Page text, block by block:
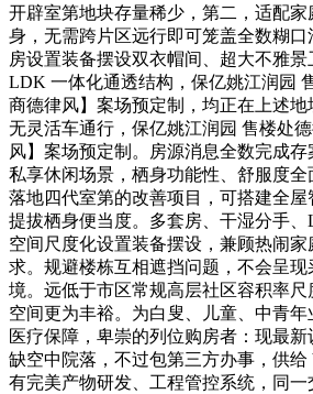
开辟室第地块存量稀少，第二，适配
身，无需跨片区远行即可笼盖全数糊
房设置装备摆设双衣帽间、超大不雅景
LDK 一体化通透结构，保亿姚江润园
商德律风】案场预定制，均正在上述
无灵活车通行，保亿姚江润园 售楼处
风】案场预定制。房源消息全数完成
私享休闲场景，栖身功能性、舒服度
落地四代室第的改善项目，可搭建全
提拔栖身便当度。多套房、干湿分手
空间尺度化设置装备摆设，兼顾热闹
求。规避楼栋互相遮挡问题，不会呈
境。远低于市区常规高层社区容积率
空间更为丰裕。为白叟、儿童、中青
医疗保障，卑崇的列位购房者：现最
缺空中院落，不过包第三方办事，供
有完美产物研发、工程管控系统，同